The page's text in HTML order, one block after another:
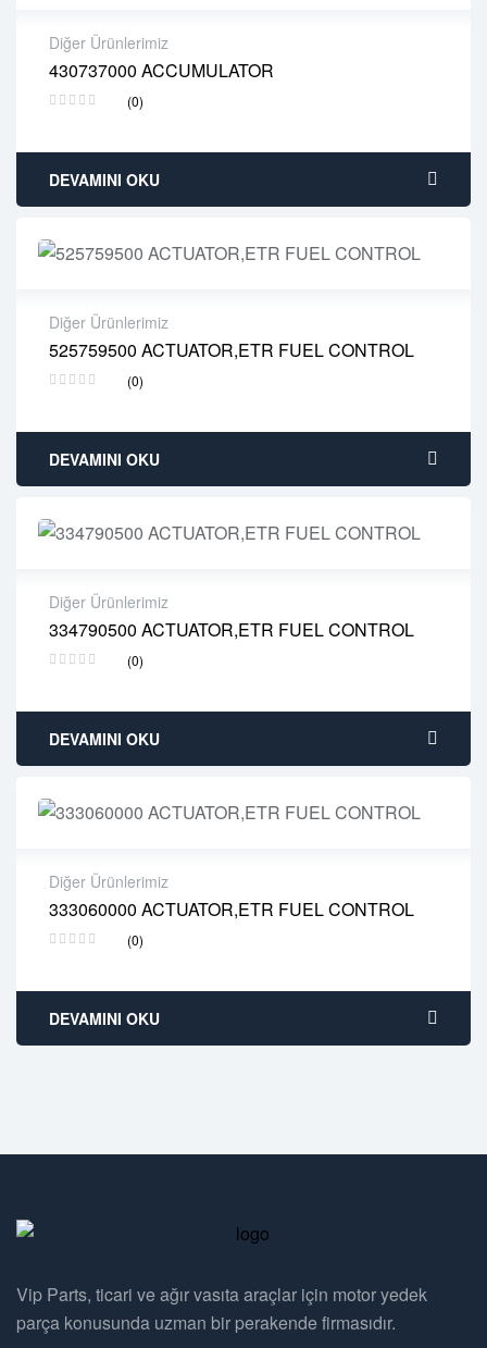
Diğer Ürünlerimiz
430737000 ACCUMULATOR
(0)
2 years warranty
Delivery time: 1-2 business days
DEVAMINI OKU
Diğer Ürünlerimiz
525759500 ACTUATOR,ETR FUEL CONTROL
(0)
2 years warranty
Delivery time: 1-2 business days
DEVAMINI OKU
Diğer Ürünlerimiz
334790500 ACTUATOR,ETR FUEL CONTROL
(0)
2 years warranty
Delivery time: 1-2 business days
DEVAMINI OKU
Diğer Ürünlerimiz
333060000 ACTUATOR,ETR FUEL CONTROL
(0)
2 years warranty
Delivery time: 1-2 business days
DEVAMINI OKU
Vip Parts, ticari ve ağır vasıta araçlar için motor yedek
parça konusunda uzman bir perakende firmasıdır.